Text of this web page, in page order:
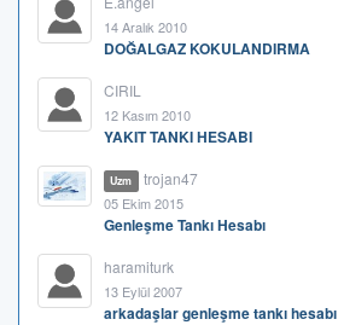
14 Aralık 2010
DOĞALGAZ KOKULANDIRMA
CIRIL
12 Kasım 2010
YAKIT TANKI HESABI
Uzm trojan47
05 Ekim 2015
Genleşme Tankı Hesabı
haramiturk
13 Eylül 2007
arkadaşlar genleşme tankı hesabı